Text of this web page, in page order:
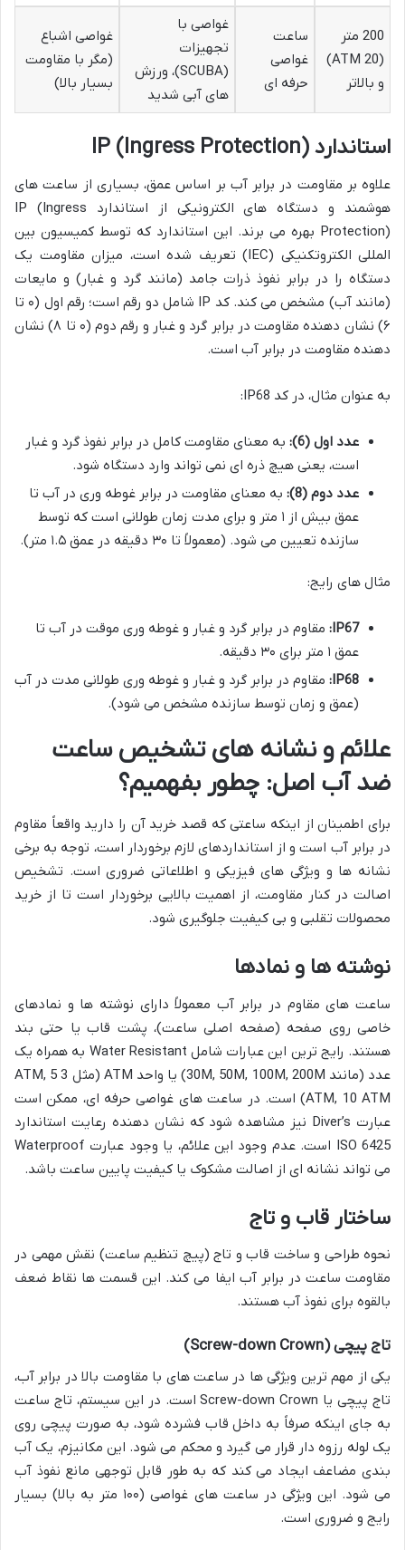
200 متر
(20 ATM)
و بالاتر
ساعت
غواصی
حرفه ای
غواصی با
تجهیزات
(SCUBA)، ورزش
های آبی شدید
غواصی اشباع
(مگر با مقاومت
بسیار بالا)
استاندارد IP (Ingress Protection)
علاوه بر مقاومت در برابر آب بر اساس عمق، بسیاری از ساعت های
هوشمند و دستگاه های الکترونیکی از استاندارد IP (Ingress
Protection) بهره می برند. این استاندارد که توسط کمیسیون بین
المللی الکتروتکنیکی (IEC) تعریف شده است، میزان مقاومت یک
دستگاه را در برابر نفوذ ذرات جامد (مانند گرد و غبار) و مایعات
(مانند آب) مشخص می کند. کد IP شامل دو رقم است؛ رقم اول (۰ تا
۶) نشان دهنده مقاومت در برابر گرد و غبار و رقم دوم (۰ تا ۸) نشان
دهنده مقاومت در برابر آب است.
به عنوان مثال، در کد IP68:
عدد اول (6):
به معنای مقاومت کامل در برابر نفوذ گرد و غبار
است، یعنی هیچ ذره ای نمی تواند وارد دستگاه شود.
عدد دوم (8):
به معنای مقاومت در برابر غوطه وری در آب تا
عمق بیش از ۱ متر و برای مدت زمان طولانی است که توسط
سازنده تعیین می شود. (معمولاً تا ۳۰ دقیقه در عمق ۱.۵ متر).
مثال های رایج:
IP67: مقاوم در برابر گرد و غبار و غوطه وری موقت در آب تا
عمق ۱ متر برای ۳۰ دقیقه.
IP68: مقاوم در برابر گرد و غبار و غوطه وری طولانی مدت در آب
(عمق و زمان توسط سازنده مشخص می شود).
علائم و نشانه های تشخیص ساعت
ضد آب اصل: چطور بفهمیم؟
برای اطمینان از اینکه ساعتی که قصد خرید آن را دارید واقعاً مقاوم
در برابر آب است و از استانداردهای لازم برخوردار است، توجه به برخی
نشانه ها و ویژگی های فیزیکی و اطلاعاتی ضروری است. تشخیص
اصالت در کنار مقاومت، از اهمیت بالایی برخوردار است تا از خرید
محصولات تقلبی و بی کیفیت جلوگیری شود.
نوشته ها و نمادها
ساعت های مقاوم در برابر آب معمولاً دارای نوشته ها و نمادهای
خاصی روی صفحه (صفحه اصلی ساعت)، پشت قاب یا حتی بند
هستند. رایج ترین این عبارات شامل Water Resistant به همراه یک
عدد (مانند 30M, 50M, 100M, 200M) یا واحد ATM (مثل 3 ATM, 5
ATM, 10 ATM) است. در ساعت های غواصی حرفه ای، ممکن است
عبارت Diver’s نیز مشاهده شود که نشان دهنده رعایت استاندارد
ISO 6425 است. عدم وجود این علائم، یا وجود عبارت Waterproof
می تواند نشانه ای از اصالت مشکوک یا کیفیت پایین ساعت باشد.
ساختار قاب و تاج
نحوه طراحی و ساخت قاب و تاج (پیچ تنظیم ساعت) نقش مهمی در
مقاومت ساعت در برابر آب ایفا می کند. این قسمت ها نقاط ضعف
بالقوه برای نفوذ آب هستند.
تاج پیچی (Screw-down Crown)
یکی از مهم ترین ویژگی ها در ساعت های با مقاومت بالا در برابر آب،
تاج پیچی یا Screw-down Crown است. در این سیستم، تاج ساعت
به جای اینکه صرفاً به داخل قاب فشرده شود، به صورت پیچی روی
یک لوله رزوه دار قرار می گیرد و محکم می شود. این مکانیزم، یک آب
بندی مضاعف ایجاد می کند که به طور قابل توجهی مانع نفوذ آب
می شود. این ویژگی در ساعت های غواصی (۱۰۰ متر به بالا) بسیار
رایج و ضروری است.